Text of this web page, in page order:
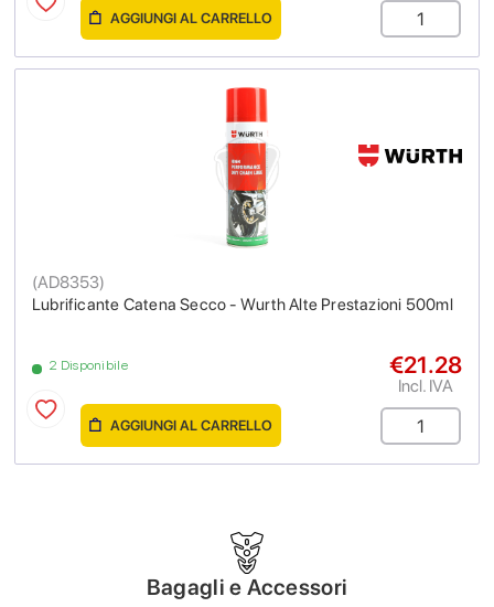
AGGIUNGI AL CARRELLO
Lubrificante Catena Secco - Wurth Alte Prestazioni 500ml
(AD8353)
2 Disponibile €21.28
Incl. IVA
AGGIUNGI AL CARRELLO
Bagagli e Accessori